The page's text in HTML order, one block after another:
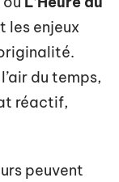
les enjeux
du temps,
réactif,
peuvent